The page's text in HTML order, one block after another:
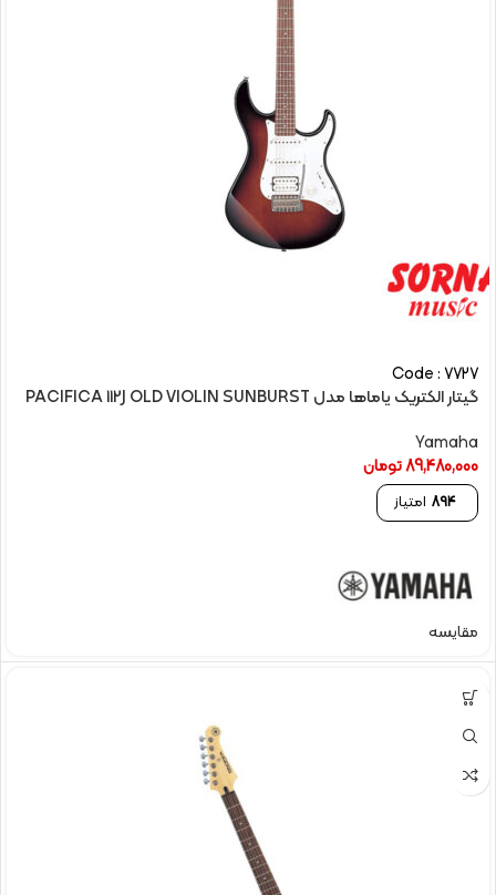
Code : 7727
گیتار الکتريک یاماها مدل PACIFICA 112J OLD VIOLIN SUNBURST
Yamaha
89,480,000تومان
894 امتیاز
مقایسه